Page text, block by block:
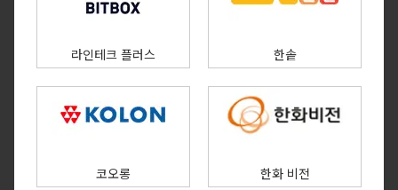
라인테크 플러스 한솥
코오롱 한화 비전